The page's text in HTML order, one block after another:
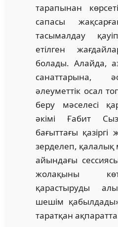
тарапынан
сапасы
тасымалдау
етілген
болады. Алайда,
санаттарына,
әлеуметтік осал
беру мәселесі
әкімі Ғабит
бағыттағы
зерделеп,
айындағы
жолақыны
қарастыруды
шешім
таратқан